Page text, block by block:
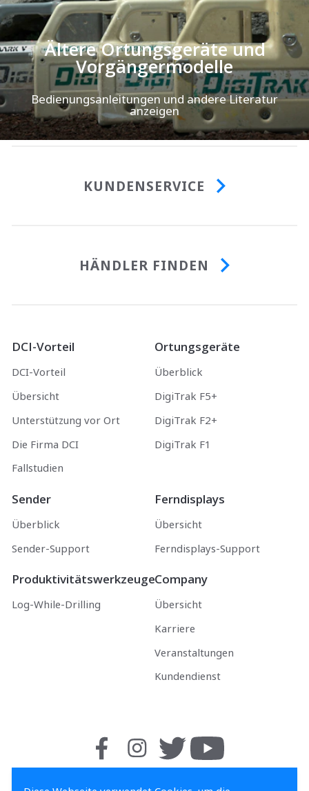
Ältere Ortungsgeräte und
Vorgängermodelle
Bedienungsanleitungen und andere Literatur
anzeigen
KUNDENSERVICE
HÄNDLER FINDEN
DCI-Vorteil
DCI-Vorteil
Übersicht
Unterstützung vor Ort
Die Firma DCI
Fallstudien
Ortungsgeräte
Überblick
DigiTrak F5+
DigiTrak F2+
DigiTrak F1
Sender
Überblick
Sender-Support
Ferndisplays
Übersicht
Ferndisplays-Support
Produktivitätswerkzeuge
Log-While-Drilling
Company
Übersicht
Karriere
Veranstaltungen
Kundendienst